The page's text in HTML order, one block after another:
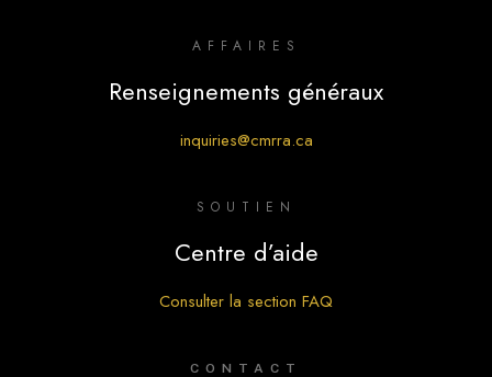
AFFAIRES
Renseignements généraux
inquiries@cmrra.ca
SOUTIEN
Centre d’aide
Consulter la section FAQ
CONTACT